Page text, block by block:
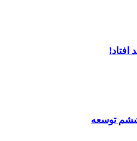
افتاد!
ششم توسعه